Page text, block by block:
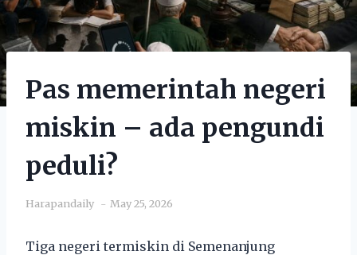
Pas memerintah negeri
miskin – ada pengundi
peduli?
Harapandaily May 25, 2026
Tiga negeri termiskin di Semenanjung